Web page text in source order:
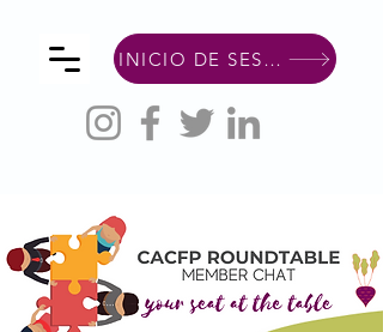
INICIO DE SESIÓN DE MIEMBRO